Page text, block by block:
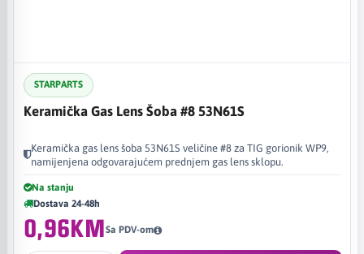
STARPARTS
Keramička Gas Lens Šoba #8 53N61S
Keramička gas lens šoba 53N61S veličine #8 za TIG gorionik WP9,
namijenjena odgovarajućem prednjem gas lens sklopu.
Na stanju
Dostava 24-48h
0,96KMSa PDV-om